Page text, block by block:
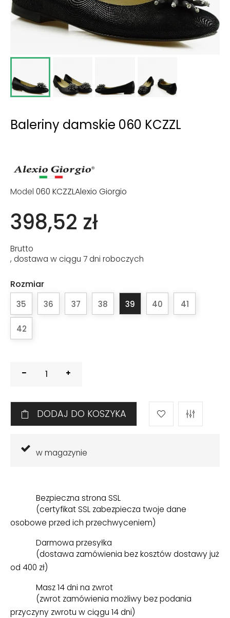
Baleriny damskie 060 KCZZL
Model 060 KCZZLAlexio Giorgio
398,52 zł
Brutto
, dostawa w ciągu 7 dni roboczych
Rozmiar
35 36 37 38 39 40 41
42
DODAJ DO KOSZYKA
w magazynie
Bezpieczna strona SSL
(certyfikat SSL zabezpiecza twoje dane
osobowe przed ich przechwyceniem)
Darmowa przesyłka
(dostawa zamówienia bez kosztów dostawy już
od 400 zł)
Masz 14 dni na zwrot
(zwrot zamówienia możliwy bez podania
przyczyny zwrotu w ciągu 14 dni)